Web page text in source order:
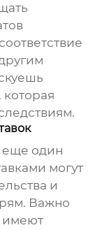
еще один
могут
и
Важно
имеют